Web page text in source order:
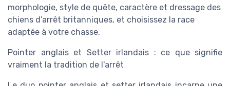
morphologie, style de quête, caractère et dressage des
chiens d’arrêt britanniques, et choisissez la race
adaptée à votre chasse.
Pointer anglais et Setter irlandais : ce que signifie
vraiment la tradition de l'arrêt